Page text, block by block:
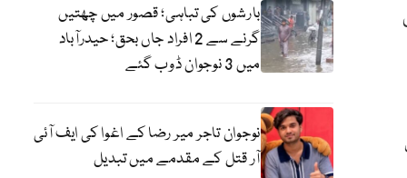
بارشوں کی تباہی؛ قصور میں چھتیں
گرنے سے 2 افراد جاں بحق؛ حیدرآباد
میں 3 نوجوان ڈوب گئے
نوجوان تاجر میر رضا کے اغوا کی ایف آئی
آر قتل کے مقدمے میں تبدیل